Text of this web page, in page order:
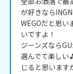
が好きなら
WEGOだと思
いですよ！
ジーンズなら
選んでて楽しい
じると思いま